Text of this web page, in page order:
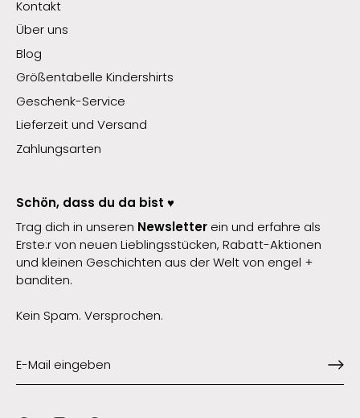
Kontakt
Über uns
Blog
Größentabelle Kindershirts
Geschenk-Service
Lieferzeit und Versand
Zahlungsarten
Schön, dass du da bist ♥️
Trag dich in unseren Newsletter ein und erfahre als
Erste:r von neuen Lieblingsstücken, Rabatt-Aktionen
und kleinen Geschichten aus der Welt von engel +
banditen.
Kein Spam. Versprochen.